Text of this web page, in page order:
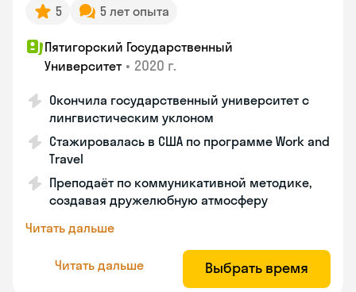
5 5 лет опыта
Пятигорский Государственный
Университет • 2020 г.
Окончила государственный университет с
лингвистическим уклоном
Стажировалась в США по программе Work and
Travel
Преподаёт по коммуникативной методике,
создавая дружелюбную атмосферу
Читать дальше
Читать дальше Выбрать время